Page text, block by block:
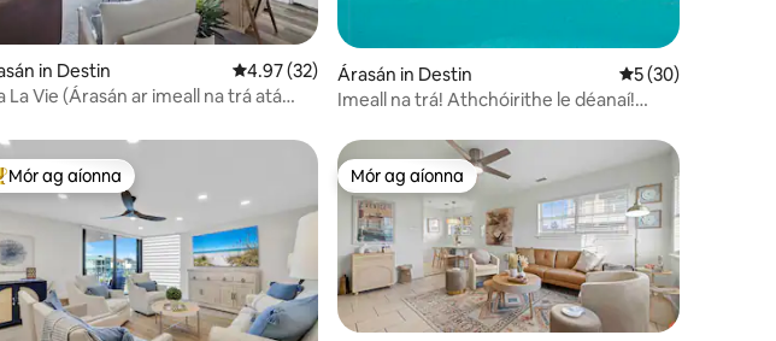
5, 17 léirmheas
in Destin Meánrátáil 4.97 as 5, 32 léirmheas
4.97 (32)
La Vie (Árasán ar imeall na trá atá
Árasán in Destin Meánrátáil 5 as 5,
5 (30)
Imeall na trá! Athchóirithe le déanaí!
mhór ag aíonna
Mór ag aíonna Mór ag aíonna
Mór ag aíonna